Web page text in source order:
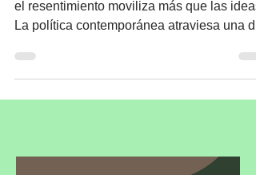
Los líderes improvisados descubrieron que
el resentimiento moviliza más que las
La política contemporánea atraviesa una de
poder: el insulto. La diferencia ya no se